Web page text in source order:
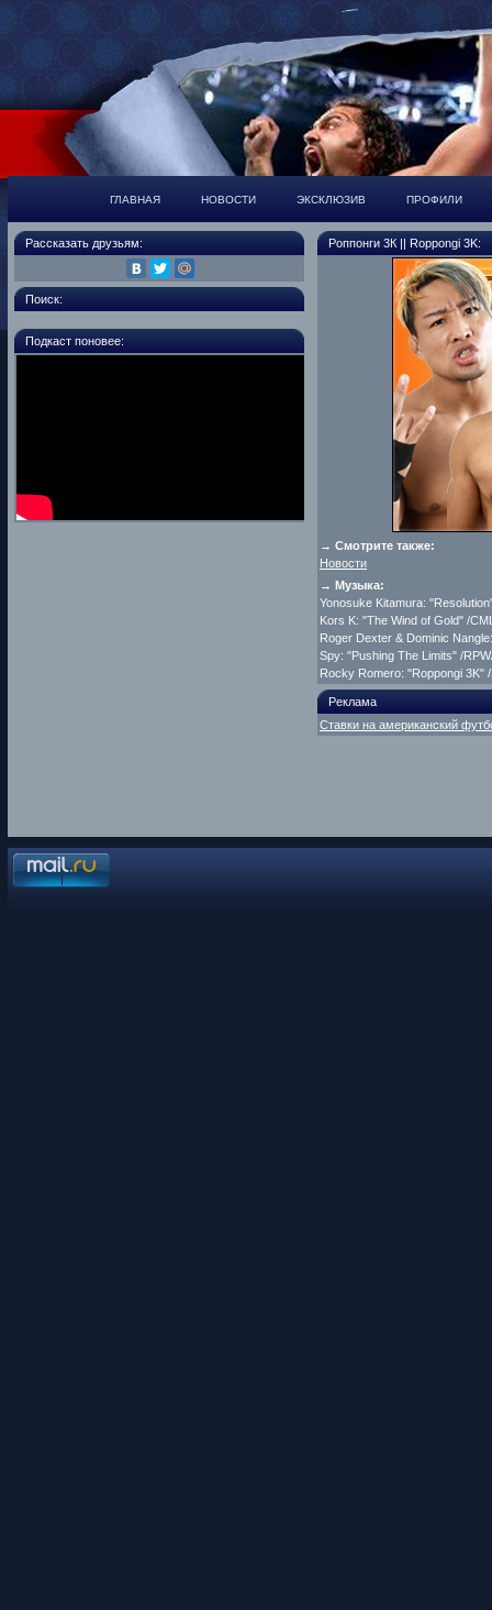
ГЛАВНАЯ НОВОСТИ ЭКСКЛЮЗИВ ПРОФИЛИ
Рассказать друзьям:
Поиск:
Подкаст поновее:
Роппонги 3К || Roppongi 3K:
→ Смотрите также:
Новости
→ Музыка:
Yonosuke Kitamura:
Kors K: "The Wind of Gold" /
Roger Dexter & Dominic
Spy: "Pushing The Limits" /
Rocky Romero: "Roppongi 3K"
Реклама
Ставки на американский